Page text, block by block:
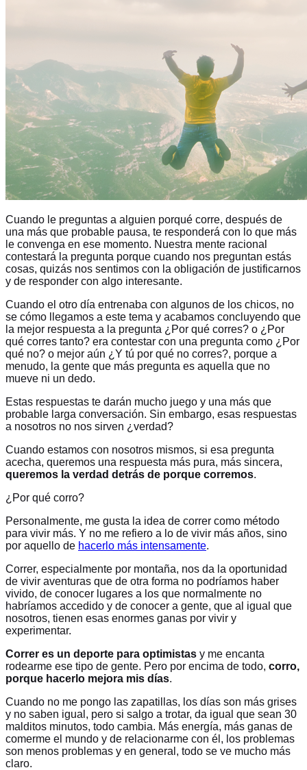
Cuando le preguntas a alguien porqué corre, después de
una más que probable pausa, te responderá con lo que más
le convenga en ese momento. Nuestra mente racional
contestará la pregunta porque cuando nos preguntan estás
cosas, quizás nos sentimos con la obligación de justificarnos
y de responder con algo interesante.
Cuando el otro día entrenaba con algunos de los chicos, no
se cómo llegamos a este tema y acabamos concluyendo que
la mejor respuesta a la pregunta ¿Por qué corres? o ¿Por
qué corres tanto? era contestar con una pregunta como ¿Por
qué no? o mejor aún ¿Y tú por qué no corres?, porque a
menudo, la gente que más pregunta es aquella que no
mueve ni un dedo.
Estas respuestas te darán mucho juego y una más que
probable larga conversación. Sin embargo, esas respuestas
a nosotros no nos sirven ¿verdad?
Cuando estamos con nosotros mismos, si esa pregunta
acecha, queremos una respuesta más pura, más sincera,
queremos la verdad detrás de porque corremos.
¿Por qué corro?
Personalmente, me gusta la idea de correr como método
para vivir más. Y no me refiero a lo de vivir más años, sino
por aquello de hacerlo más intensamente.
Correr, especialmente por montaña, nos da la oportunidad
de vivir aventuras que de otra forma no podríamos haber
vivido, de conocer lugares a los que normalmente no
habríamos accedido y de conocer a gente, que al igual que
nosotros, tienen esas enormes ganas por vivir y
experimentar.
Correr es un deporte para optimistas y me encanta
rodearme ese tipo de gente. Pero por encima de todo, corro,
porque hacerlo mejora mis días.
Cuando no me pongo las zapatillas, los días son más grises
y no saben igual, pero si salgo a trotar, da igual que sean 30
malditos minutos, todo cambia. Más energía, más ganas de
comerme el mundo y de relacionarme con él, los problemas
son menos problemas y en general, todo se ve mucho más
claro.